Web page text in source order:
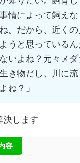
情によって飼え
。だから、近く
うと思っている
いよね？元々メ
き物だし、川に
ね？」
決します
容